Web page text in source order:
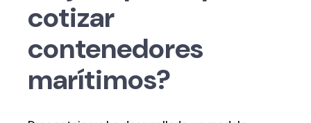
cotizar
contenedores
marítimos?